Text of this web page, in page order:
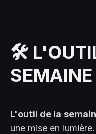
🛠️
SEMAINE
L'outil de la
une mise en